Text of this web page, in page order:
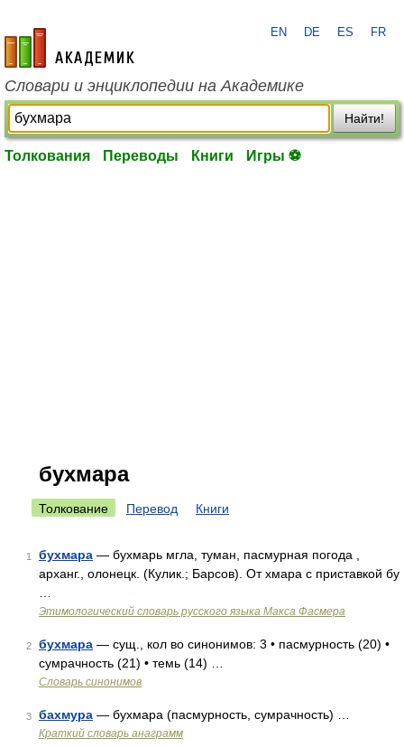
academic.ru
EN DE ES FR
Словари и энциклопедии на Академике
Найти!
Толкования Переводы Книги Игры ⚽
бухмара
Толкование Перевод Книги
1 бухмара — бухмарь мгла, туман, пасмурная погода ,
арханг., олонецк. (Кулик.; Барсов). От хмара с приставкой бу
Этимологический словарь русского языка Макса Фасмера
2 бухмара — сущ., кол во синонимов: 3 • пасмурность (20) •
сумрачность (21) • темь (14) …
Словарь синонимов
3 бахмура — бухмара (пасмурность, сумрачность) …
Краткий словарь анаграмм